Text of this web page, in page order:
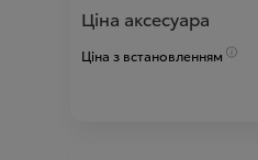
Ціна аксесуара
Ціна з встановленням